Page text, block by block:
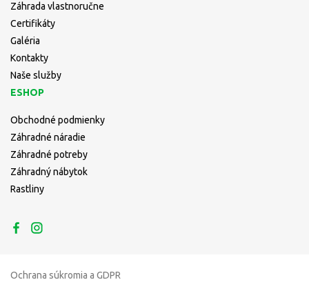
Záhrada vlastnoručne
Certifikáty
Galéria
Kontakty
Naše služby
ESHOP
Obchodné podmienky
Záhradné náradie
Záhradné potreby
Záhradný nábytok
Rastliny
Ochrana súkromia a GDPR